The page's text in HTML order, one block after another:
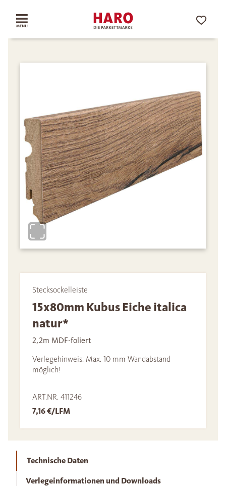
Stecksockelleiste
15x80mm Kubus Eiche italica
natur*
2,2m MDF-foliert
Verlegehinweis: Max. 10 mm Wandabstand
möglich!
ART.NR. 411246
7,16 €/LFM
Technische Daten
Verlegeinformationen und Downloads